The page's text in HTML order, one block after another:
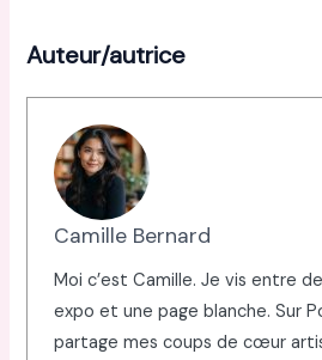
Auteur/autrice
Camille Bernard
Moi c’est Camille. Je vis entre
expo et une page blanche. Sur
partage mes coups de cœur